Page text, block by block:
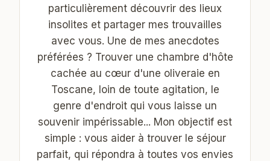
particulièrement découvrir des lieux
insolites et partager mes trouvailles
avec vous. Une de mes anecdotes
préférées ? Trouver une chambre d'hôte
cachée au cœur d'une oliveraie en
Toscane, loin de toute agitation, le
genre d'endroit qui vous laisse un
souvenir impérissable... Mon objectif est
simple : vous aider à trouver le séjour
parfait, qui répondra à toutes vos envies